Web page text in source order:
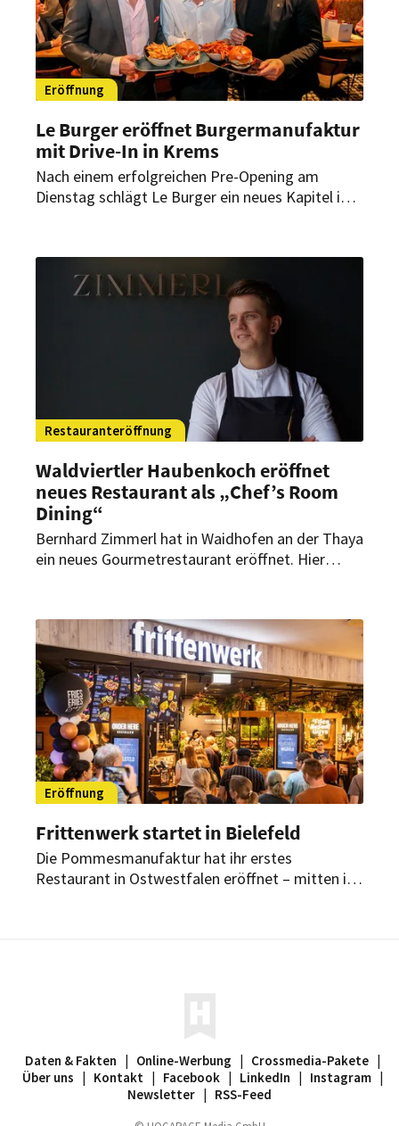
Eröffnung
Le Burger eröffnet Burgermanufaktur
mit Drive-In in Krems
Nach einem erfolgreichen Pre-Opening am
Dienstag schlägt Le Burger ein neues Kapitel in
November seine nach eigener Aussage
modernste Burgermanufaktur.
Restauranteröffnung
Waldviertler Haubenkoch eröffnet
neues Restaurant als „Chef’s Room
Dining“
Bernhard Zimmerl hat in Waidhofen an der Thaya
ein neues Gourmetrestaurant eröffnet. Hier
und Japan.
Eröffnung
Frittenwerk startet in Bielefeld
Die Pommesmanufaktur hat ihr erstes
Restaurant in Ostwestfalen eröffnet – mitten im
Daten & Fakten | Online-Werbung | Crossmedia-Pakete |
Über uns | Kontakt | Facebook | LinkedIn | Instagram |
Newsletter | RSS-Feed